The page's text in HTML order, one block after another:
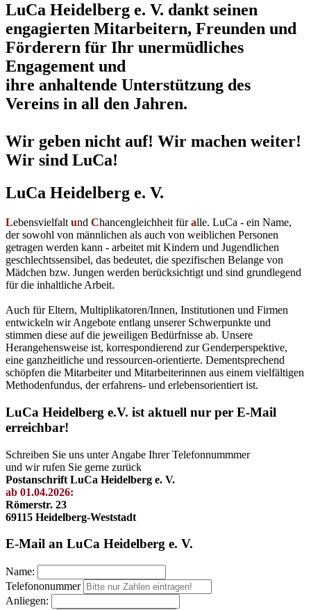
LuCa Heidelberg e. V. dankt seinen
engagierten Mitarbeitern, Freunden und
Förderern für Ihr unermüdliches
Engagement und
ihre anhaltende Unterstützung des
Vereins in all den Jahren.
Wir geben nicht auf! Wir machen weiter!
Wir sind LuCa!
LuCa Heidelberg e. V.
Lebensvielfalt und Chancengleichheit füralle. LuCa - ein Name,
der sowohl von männlichen als auch von weiblichen Personen
getragen werden kann - arbeitet mit Kindern und Jugendlichen
geschlechtssensibel, das bedeutet, die spezifischen Belange von
Mädchen bzw. Jungen werden berücksichtigt und sind grundlegend
für die inhaltliche Arbeit.
Auch für Eltern, Multiplikatoren/Innen, Institutionen und Firmen
entwickeln wir Angebote entlang unserer Schwerpunkte und
stimmen diese auf die jeweiligen Bedürfnisse ab. Unsere
Herangehensweise ist, korrespondierend zur Genderperspektive,
eine ganzheitliche und ressourcen-orientierte. Dementsprechend
schöpfen die Mitarbeiter und Mitarbeiterinnen aus einem vielfältigen
Methodenfundus, der erfahrens- und erlebensorientiert ist.
LuCa Heidelberg e.V. ist aktuell nur per E-Mail
erreichbar!
Schreiben Sie uns unter Angabe Ihrer Telefonnummmer
und wir rufen Sie gerne zurück
Postanschrift LuCa Heidelberg e. V.
ab 01.04.2026:
Römerstr. 23
69115 Heidelberg-Weststadt
E-Mail an LuCa Heidelberg e. V.
Name:
Telefononummer
Anliegen: